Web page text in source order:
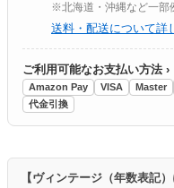
※北海道・沖縄など一部
送料・配送について詳
ご利用可能なお支払い方法 ›
Amazon Pay VISA Master
代金引換
【ヴィンテージ（年数表記